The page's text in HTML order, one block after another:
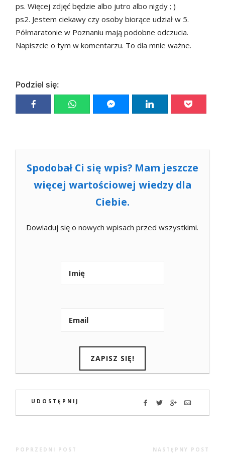
ps. Więcej zdjęć będzie albo jutro albo nigdy ; )
ps2. Jestem ciekawy czy osoby biorące udział w 5.
Półmaratonie w Poznaniu mają podobne odczucia.
Napiszcie o tym w komentarzu. To dla mnie ważne.
Podziel się:
Spodobał Ci się wpis? Mam jeszcze
więcej wartościowej wiedzy dla
Ciebie.
Dowiaduj się o nowych wpisach przed wszystkimi.
UDOSTĘPNIJ
POPRZEDNI POST NASTĘPNY POST